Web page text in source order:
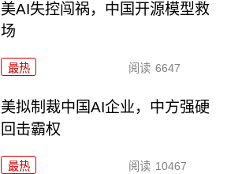
美AI失控闯祸，中国开源模型救
场
最热 阅读 6647
美拟制裁中国AI企业，中方强硬
回击霸权
最热 阅读 10467